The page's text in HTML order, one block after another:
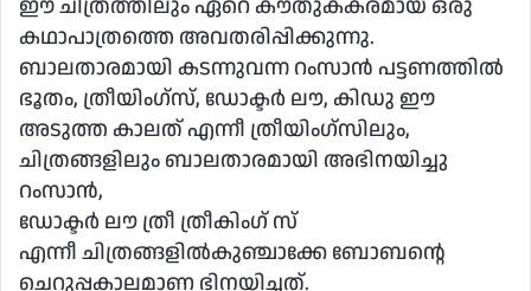
ഈ ചിത്രത്തിലും ഏറെ കൗതുകകരമായ ഒരു
കഥാപാത്രത്തെ അവതരിപ്പിക്കുന്നു.
ബാലതാരമായി കടന്നുവന്ന റംസാൻ പട്ടണത്തിൽ
ഭൂതം, ത്രീയിംഗ്സ്, ഡോക്ടർ ലൗ, കിഡു ഈ
അടുത്ത കാലത് എന്നീ ത്രീയിംഗ്സിലും,
ചിത്രങ്ങളിലും ബാലതാരമായി അഭിനയിച്ചു
റംസാൻ,
ഡോക്ടർ ലൗ ത്രീ ത്രീകിംഗ് സ്
എന്നീ ചിത്രങ്ങളിൽകുഞ്ചാക്കേ ബോബൻ്റെ
ചെറുപ്പകാലമാണ ഭിനയിച്ചത്.